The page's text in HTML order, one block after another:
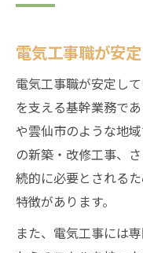
電気工事職が安
電気工事職が安定し
を支える基幹業務で
や雲仙市のような地
の新築・改修工事、
続的に必要とされる
特徴があります。
また、電気工事には